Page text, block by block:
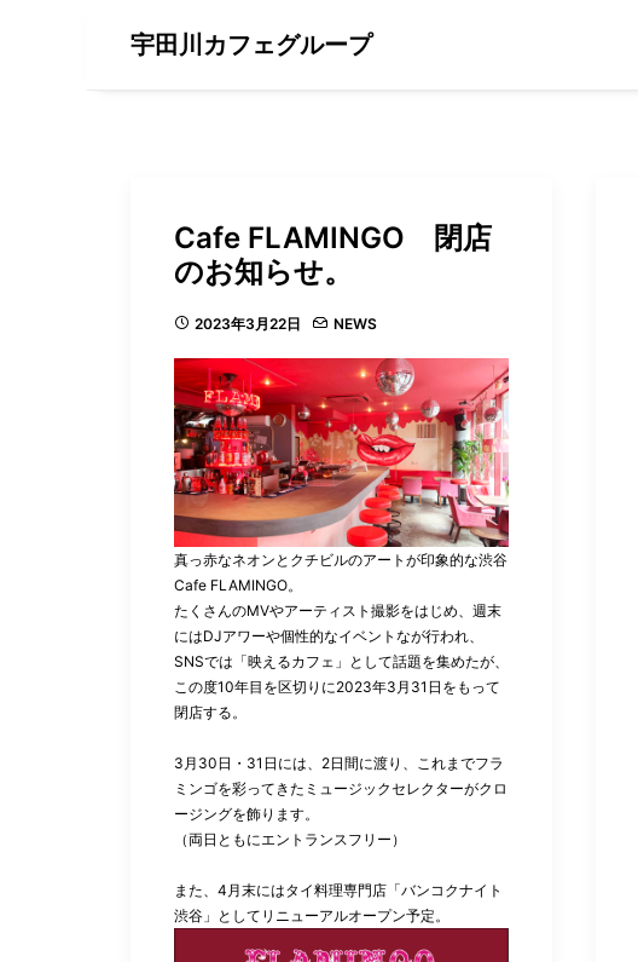
宇田川カフェグループ
Cafe FLAMINGO 閉店
のお知らせ。
2023年3月22日 NEWS
真っ赤なネオンとクチビルのアートが印象的な渋谷
Cafe FLAMINGO。
たくさんのMVやアーティスト撮影をはじめ、週末
にはDJアワーや個性的なイベントなが行われ、
SNSでは「映えるカフェ」として話題を集めたが、
この度10年目を区切りに2023年3月31日をもって
閉店する。
3月30日・31日には、2日間に渡り、これまでフラ
ミンゴを彩ってきたミュージックセレクターがクロ
ージングを飾ります。
（両日ともにエントランスフリー）
また、4月末にはタイ料理専門店「バンコクナイト
渋谷」としてリニューアルオープン予定。